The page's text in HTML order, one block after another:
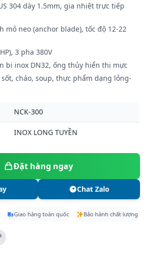
304 dày 1.5mm, gia nhiệt trực tiếp
mỏ neo (anchor blade), tốc độ 12-22
3 pha 380V
bi inox DN32, ống thủy hiển thị mực
cháo, soup, thực phẩm dạng lỏng-
NCK-300
INOX LONG TUYỀN
Đặt hàng ngay
Chat Zalo
Giao hàng toàn quốc Bảo hành chất lượng